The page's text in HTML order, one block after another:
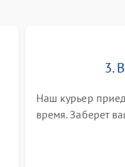
3.
Наш курьер
время. Заберет
на склад для